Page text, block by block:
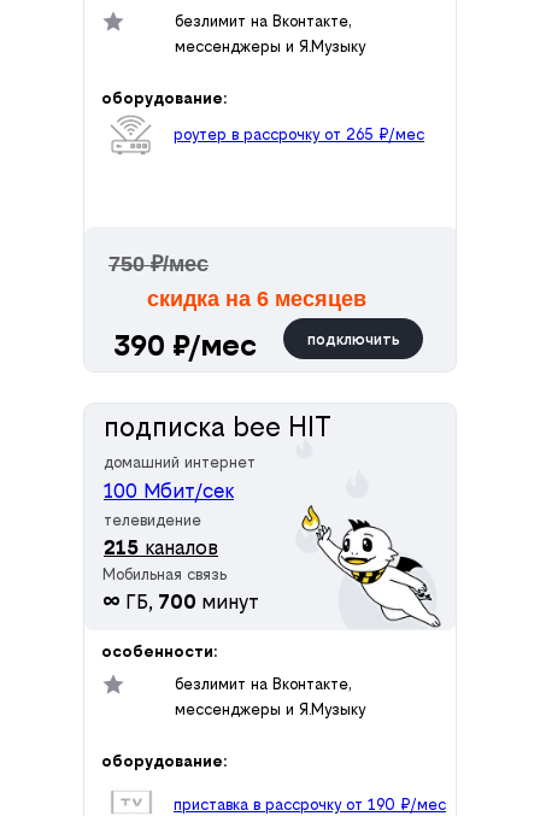
подписка bee HIT
домашний интернет
телевидение
Мобильная связь
100 Мбит/сек
215 каналов
∞ ГБ, 700 минут
безлимит на Вконтакте,
мессенджеры и Я.Музыку
приставка в рассрочку от 190 ₽/мес
оборудование:
особенности:
подключить
390 ₽/мес
безлимит на Вконтакте,
мессенджеры и Я.Музыку
роутер в рассрочку от 265 ₽/мес
оборудование:
750 ₽/мес
скидка на 6 месяцев